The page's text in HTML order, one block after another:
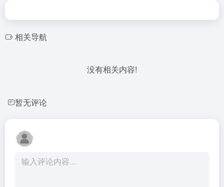
相关导航
没有相关内容!
暂无评论